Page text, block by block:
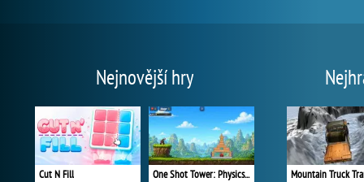
Nejnovější hry
Cut N Fill One Shot Tower: Physics Destroyer Mountain Truck